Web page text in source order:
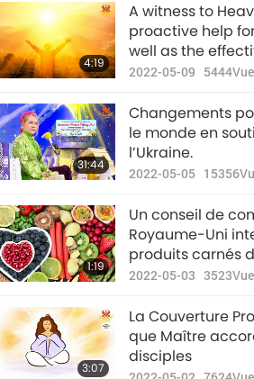
4:19
A witness to
proactive help
well as the
prayers
2022-05-09 5444
31:44
Changements
le monde en
l’Ukraine.
2022-05-05 15356
1:19
Un conseil de
Royaume-Uni
produits carnés
événements de
2022-05-03 3523
3:07
La Couverture
que Maître
disciples